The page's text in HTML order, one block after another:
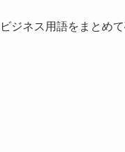
ジネス用語をまとめて